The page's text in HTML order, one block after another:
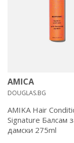
AMICA
DOUGLAS.BG
AMIKA Hair
Signature Балсам
дамски 275ml